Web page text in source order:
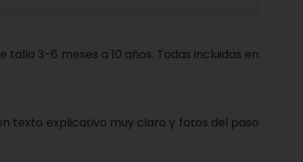
talla 3-6 meses a 10 años. Todas incluidas en
texto explicativo muy claro y fotos del paso